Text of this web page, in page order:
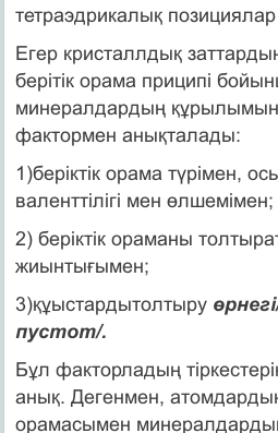
тетраэдрикалық
Егер кристаллдық
берітік орама приципі
минералдардың
фактормен анықталады:
1)беріктік орама түрімен,
валенттілігі мен өлшемімен;
2) беріктік ораманы
жиынтығымен;
3)құыстардытолтыру
пустот/.
Бұл факторладың
анық. Дегенмен, атомдардың
орамасымен